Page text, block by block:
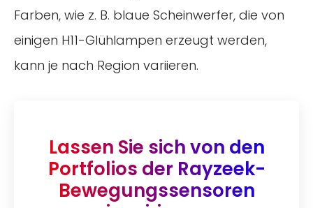
Farben, wie z. B. blaue Scheinwerfer, die von
einigen H11-Glühlampen erzeugt werden,
kann je nach Region variieren.
Lassen Sie sich von den
Portfolios der Rayzeek-
Bewegungssensoren